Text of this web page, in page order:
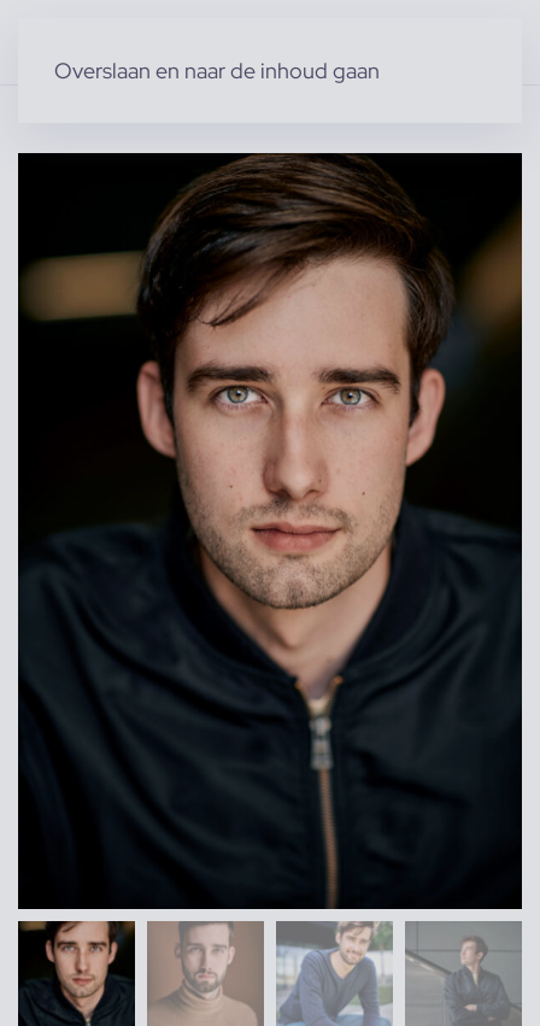
Overslaan en naar de inhoud gaan